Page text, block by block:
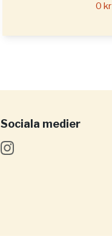
0 kr
Sociala medier